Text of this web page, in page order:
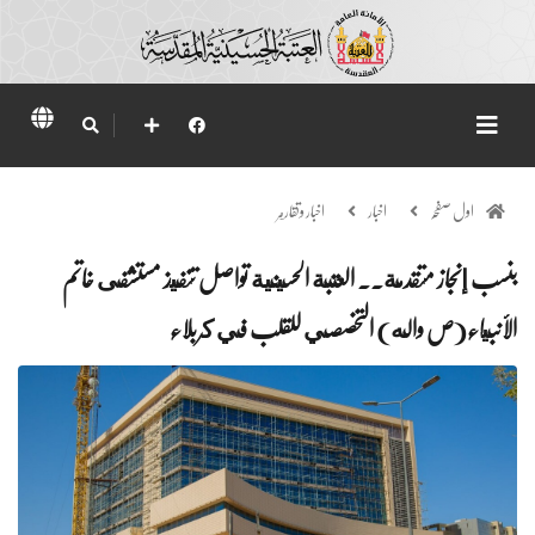
اول صفحہ اخبار اخبار وتقارير
بنسب إنجاز متقدمة.. العتبة الحسينية تواصل تنفيذ مستشفى خاتم
الأنبياء(ص واله) التخصصي للقلب في كربلاء